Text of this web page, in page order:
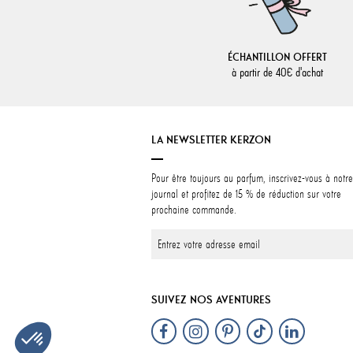
ÉCHANTILLON OFFERT
à partir de 40€ d'achat
LA NEWSLETTER KERZON
Pour être toujours au parfum, inscrivez-vous à notre
journal et profitez de 15 % de réduction sur votre
prochaine commande.
SUIVEZ NOS AVENTURES
Axeptio consent
Plateforme de Gestion du Consentement : Personnalisez vos Options
Notre plateforme vous permet d'adapter et de gérer vos paramètres de